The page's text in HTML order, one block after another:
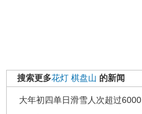
搜索更多花灯 棋盘山 的新闻
大年初四单日滑雪人次超过6000